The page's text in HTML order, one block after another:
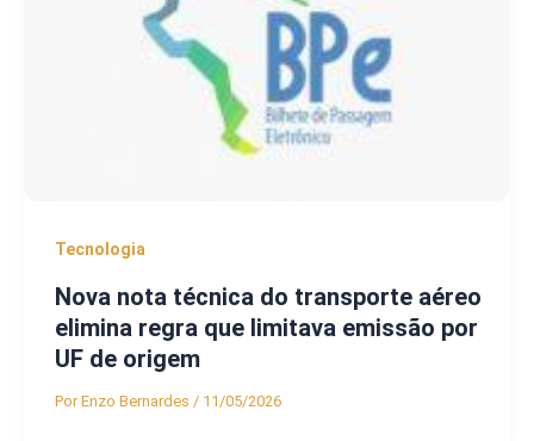
Tecnologia
Nova nota técnica do transporte aéreo
elimina regra que limitava emissão por
UF de origem
PorEnzo Bernardes / 11/05/2026